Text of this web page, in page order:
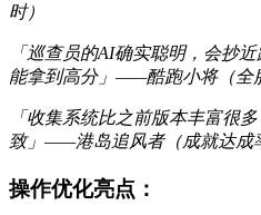
时）
「巡查员的AI确实聪明，会抄
能拿到高分」——酷跑小将（全
「收集系统比之前版本丰富很
致」——港岛追风者（成就达成
操作优化亮点：